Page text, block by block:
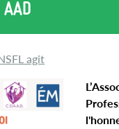
AAD
agit